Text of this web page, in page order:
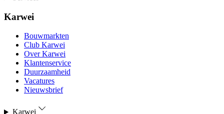
Karwei
Bouwmarkten
Club Karwei
Over Karwei
Klantenservice
Duurzaamheid
Vacatures
Nieuwsbrief
Karwei